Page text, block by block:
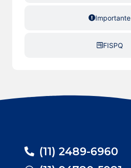
Importante
FISPQ
(11) 2489-6960